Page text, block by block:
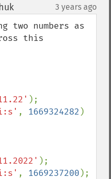
¶ 3 years ago
two numbers as
this
);
, 1669324282 )
);
, 1669237200 );